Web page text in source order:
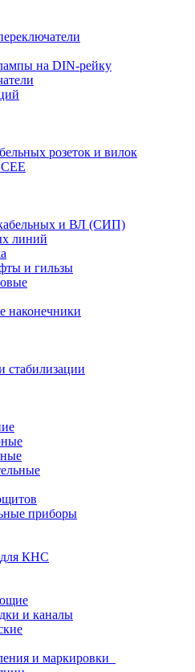
на DIN-рейку
розеток и вилок
кабельных и ВЛ (СИП)
линий
и гильзы
наконечники
стабилизации
приборы
для КНС
и каналы
и маркировки